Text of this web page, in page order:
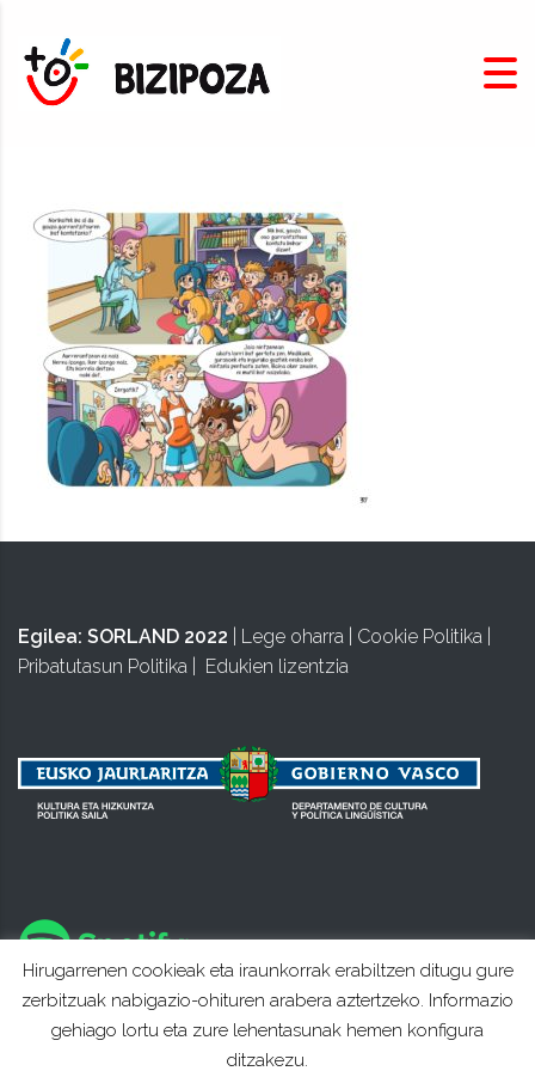
Egilea: SORLAND 2022 Lege oharra Cookie Politika
Pribatutasun Politika
Edukien lizentzia
Hirugarrenen cookieak eta iraunkorrak erabiltzen ditugu gure
zerbitzuak nabigazio-ohituren arabera aztertzeko. Informazio
gehiago lortu eta zure lehentasunak hemen konfigura
ditzakezu.